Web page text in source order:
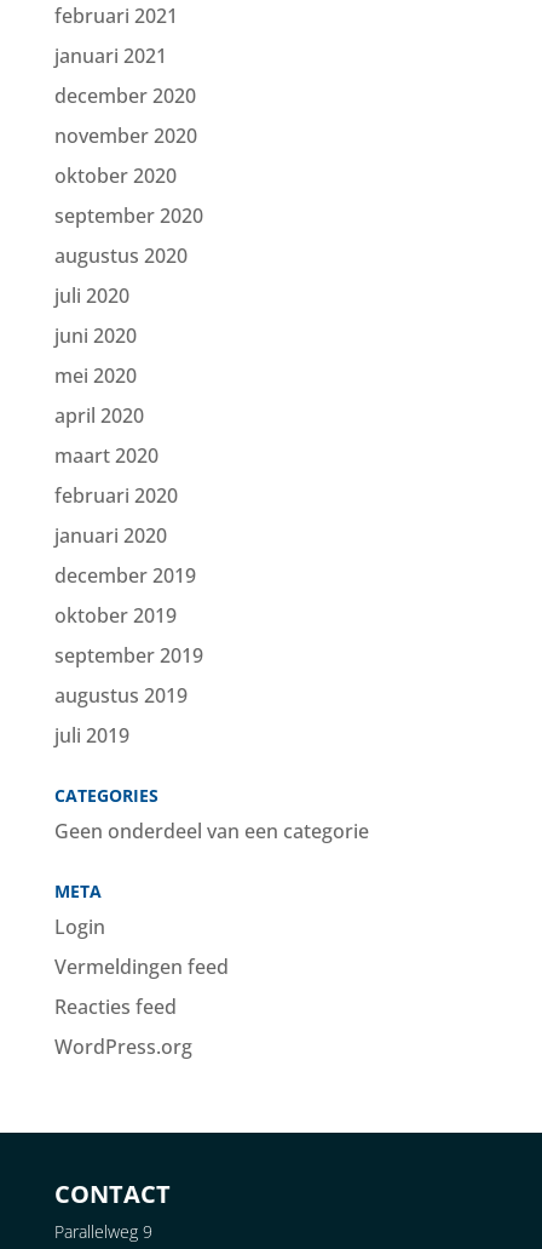
februari 2021
januari 2021
december 2020
november 2020
oktober 2020
september 2020
augustus 2020
juli 2020
juni 2020
mei 2020
april 2020
maart 2020
februari 2020
januari 2020
december 2019
oktober 2019
september 2019
augustus 2019
juli 2019
CATEGORIES
Geen onderdeel van een categorie
META
Login
Vermeldingen feed
Reacties feed
WordPress.org
CONTACT
Parallelweg 9